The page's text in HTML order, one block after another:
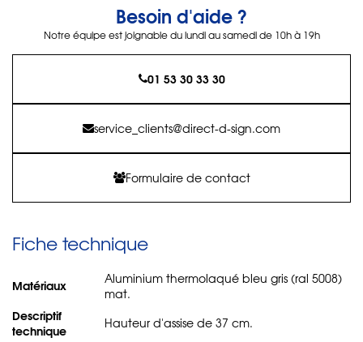
Besoin d'aide ?
Notre équipe est joignable du lundi au samedi de 10h à 19h
01 53 30 33 30
service_clients@direct-d-sign.com
Formulaire de contact
Fiche technique
Matériaux
Aluminium thermolaqué bleu gris (ral 5008)
mat.
Descriptif
technique
Hauteur d'assise de 37 cm.